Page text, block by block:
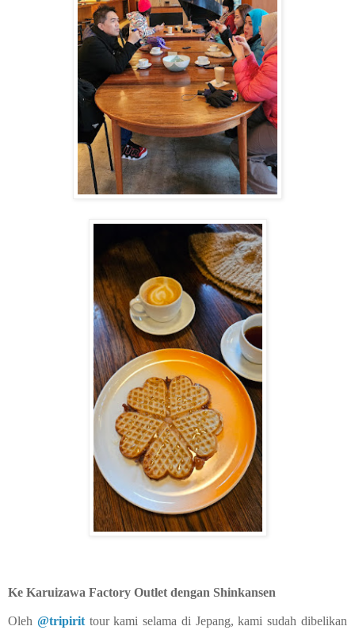
Ke Karuizawa Factory Outlet dengan Shinkansen
Oleh @tripirittour kami selama di Jepang, kami sudah dibelikan